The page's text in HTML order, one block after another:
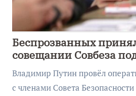
Беспрозванных
совещании Совбеза
руководством Путина
Владимир Путин провёл
с членами Совета